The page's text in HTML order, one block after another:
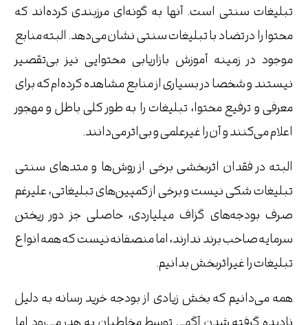
تبلیغات سنتی است. آنها به گونه‌ای مرزبندی کرده‌اند که
محتوا را در تضاد با تبلیغات سنتی نشان می‌دهد. البته منابع
موجود در زمینه آموزش بازاریابی محتوایی نیز بی‌تقصیر
نیستند و شخصا در بسیاری از منابع مشاهده کرده‌ام که برای
معرفی و ترفیع محتوا، تبلیغات را به طور کلی باطل و مهجور
اعلام می‌کنند و آن را غیرعلمی ‌و بی‌اثر می‌دانند.
البته در فقدان اثربخشی برخی از روش‌ها و متدهای سنتی
تبلیغات شکی نیست و برخی از کمپین‌های تبلیغاتی، علیرغم
صرف بودجه‌های گزاف میلیاردی، حاصلی جز دور ریختن
سرمایه صاحب برند ندارند، اما منصفانه نیست که همه انواع
تبلیغات را غیراثربخش بدانیم.
همه می‌دانیم که بخش زیادی از بودجه خرید رسانه به دلیل